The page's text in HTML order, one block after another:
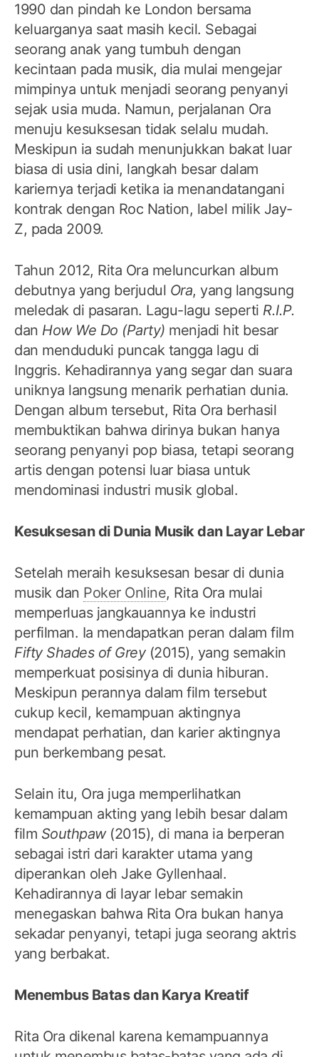
1990 dan pindah ke London bersama
keluarganya saat masih kecil. Sebagai
seorang anak yang tumbuh dengan
kecintaan pada musik, dia mulai mengejar
mimpinya untuk menjadi seorang penyanyi
sejak usia muda. Namun, perjalanan Ora
menuju kesuksesan tidak selalu mudah.
Meskipun ia sudah menunjukkan bakat luar
biasa di usia dini, langkah besar dalam
kariernya terjadi ketika ia menandatangani
kontrak dengan Roc Nation, label milik Jay-
Z, pada 2009.
Tahun 2012, Rita Ora meluncurkan album
debutnya yang berjudul Ora, yang langsung
meledak di pasaran. Lagu-lagu seperti R.I.P.
dan How We Do (Party) menjadi hit besar
dan menduduki puncak tangga lagu di
Inggris. Kehadirannya yang segar dan suara
uniknya langsung menarik perhatian dunia.
Dengan album tersebut, Rita Ora berhasil
membuktikan bahwa dirinya bukan hanya
seorang penyanyi pop biasa, tetapi seorang
artis dengan potensi luar biasa untuk
mendominasi industri musik global.
Kesuksesan di Dunia Musik dan Layar Lebar
Setelah meraih kesuksesan besar di dunia
musik dan Poker Online, Rita Ora mulai
memperluas jangkauannya ke industri
perfilman. Ia mendapatkan peran dalam film
Fifty Shades of Grey(2015), yang semakin
memperkuat posisinya di dunia hiburan.
Meskipun perannya dalam film tersebut
cukup kecil, kemampuan aktingnya
mendapat perhatian, dan karier aktingnya
pun berkembang pesat.
Selain itu, Ora juga memperlihatkan
kemampuan akting yang lebih besar dalam
film Southpaw(2015), di mana ia berperan
sebagai istri dari karakter utama yang
diperankan oleh Jake Gyllenhaal.
Kehadirannya di layar lebar semakin
menegaskan bahwa Rita Ora bukan hanya
sekadar penyanyi, tetapi juga seorang aktris
yang berbakat.
Menembus Batas dan Karya Kreatif
Rita Ora dikenal karena kemampuannya